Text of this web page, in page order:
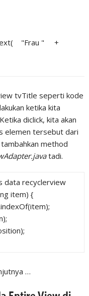
"Frau "
+
tvTitle seperti kode
ketika kita
diclick, kita akan
elemen tersebut dari
method
tadi.
data recyclerview
item) {
…